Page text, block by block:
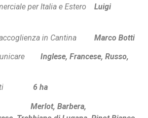
per Italia e Estero Luigi
in Cantina Marco Botti
Inglese, Francese, Russo,
6 ha
Merlot, Barbera,